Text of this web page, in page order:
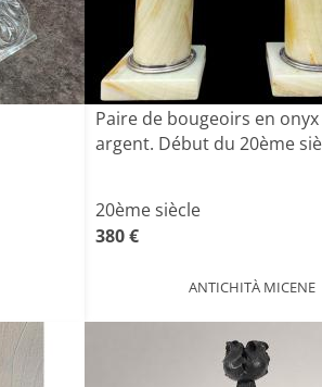
Paire de bougeoirs en
argent. Début du 20ème
20ème siècle
380 €
ANTICHITÀ MICENE